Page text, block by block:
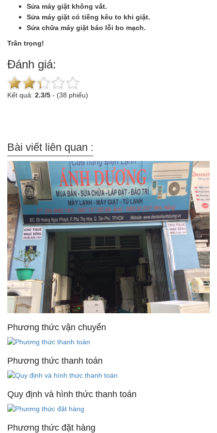
Sửa máy giặt không vắt.
Sửa máy giặt có tiếng kêu to khi giặt.
Sửa chữa máy giặt báo lỗi bo mạch.
Trân trọng!
Đánh giá:
Kết quả: 2.3/5 - (38 phiếu)
Bài viết liên quan :
Phương thức vận chuyển
Phương thức thanh toán
Quy định và hình thức thanh toán
Phương thức đặt hàng